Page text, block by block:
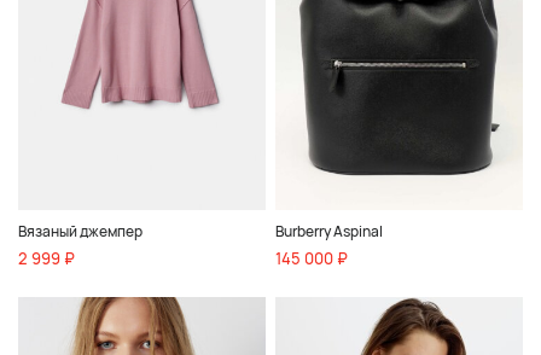
Вязаный джемпер
2 999 ₽
Burberry Aspinal
145 000 ₽